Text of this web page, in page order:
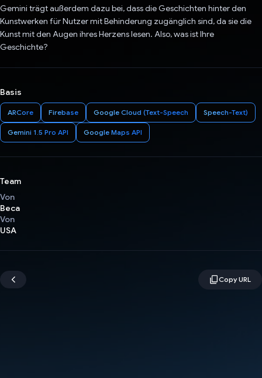
Gemini trägt außerdem dazu bei, dass die Geschichten hinter den
Kunstwerken für Nutzer mit Behinderung zugänglich sind, da sie die
Kunst mit den Augen ihres Herzens lesen. Also, was ist Ihre
Geschichte?
Basis
ARCore Firebase Google Cloud (Text-Speech Speech-Text)
Gemini 1.5 Pro API Google Maps API
Team
Von
Beca
Von
USA